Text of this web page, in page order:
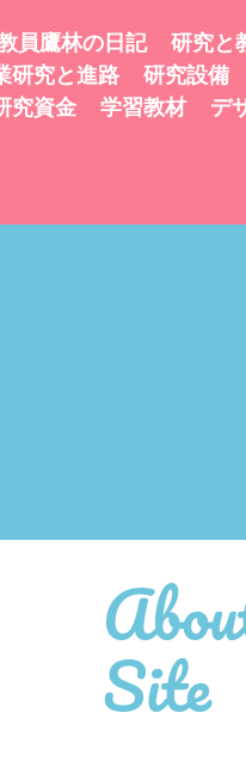
員鷹林の日記
研究と
研究と進路 研究設備
究資金 学習教材
デ
Site